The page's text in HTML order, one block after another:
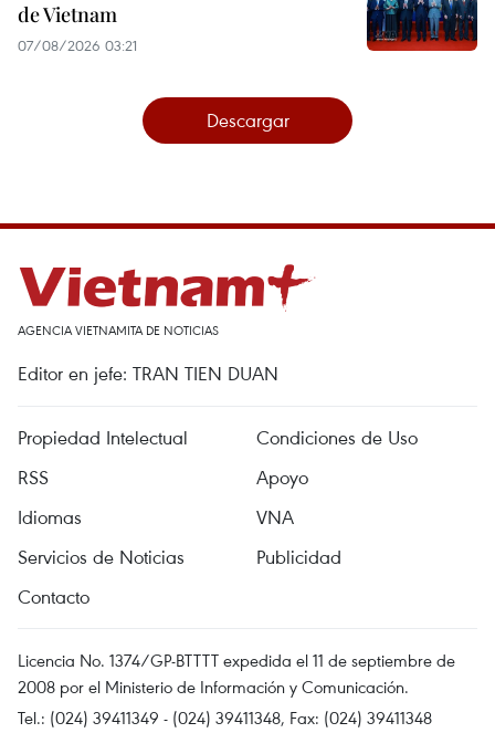
de Vietnam
07/08/2026 03:21
Descargar
AGENCIA VIETNAMITA DE NOTICIAS
Editor en jefe: TRAN TIEN DUAN
Propiedad Intelectual
Condiciones de Uso
RSS
Apoyo
Idiomas
VNA
Servicios de Noticias
Publicidad
Contacto
Licencia No. 1374/GP-BTTTT expedida el 11 de septiembre de
2008 por el Ministerio de Información y Comunicación.
Tel.: (024) 39411349 - (024) 39411348, Fax: (024) 39411348